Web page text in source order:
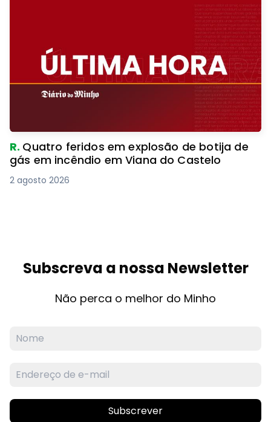
R. Quatro feridos em explosão de botija de
gás em incêndio em Viana do Castelo
2 agosto 2026
Subscreva a nossa Newsletter
Não perca o melhor do Minho
Subscrever